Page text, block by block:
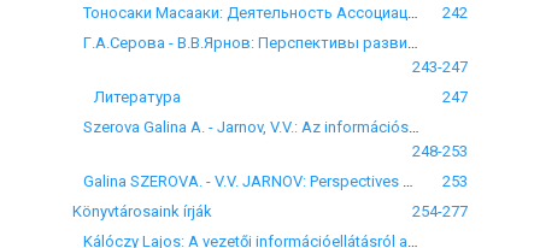
242
243-247
Литература
247
248-253
253
Könyvtárosaink írják
254-277